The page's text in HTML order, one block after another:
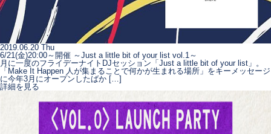
2019.06.20 Thu
6/21(金)20:00～開催 ～Just a little bit of your list vol.1～
月に一度のフライデーナイトDJセッション「Just a little bit of your list」。
「Make It Happen 人が集まることで何かが生まれる場所」をキーメッセージ
に今年3月にオープンしたばか […]
詳細を見る